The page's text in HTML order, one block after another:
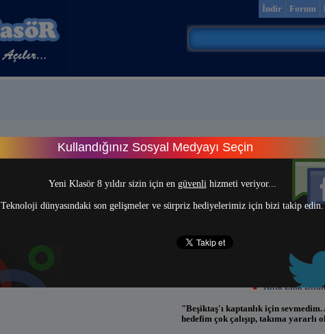
Forum
İndir
Kullandığınız Sosyal Medyayı Seçin
Yeni Klasör 8 yıldır sizin için en güvenlihizmeti veriyor...
Teknoloji dünyasındaki son gelişmeler ve sürpriz hediyelerimiz için bizi takip edin.
Kırık Link
"Beşiktaş'ı kaptanlık için
hedefim çok çalışıp, takıma yararlı